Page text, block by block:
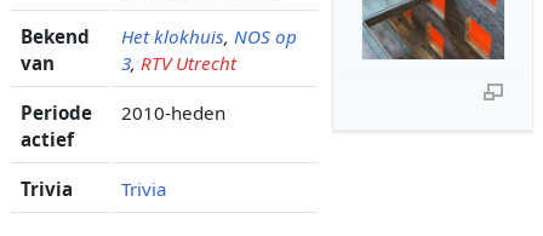
Bekend
van
Het klokhuis, NOS op
3, RTV Utrecht
Periode
actief
2010-heden
Trivia Trivia